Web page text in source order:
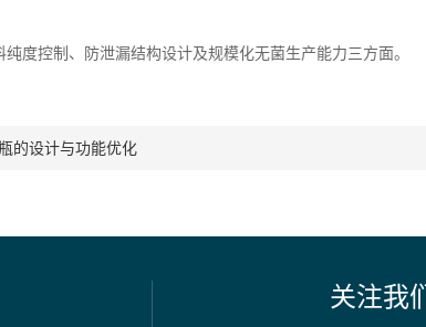
控制、防泄漏结构设计及规模化无菌生产能力三方面。
的设计与功能优化
关注我们